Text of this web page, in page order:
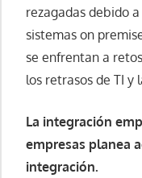
rezagadas debido
sistemas on
se enfrentan a
los retrasos de TI y
La integración
empresas planea
integración.